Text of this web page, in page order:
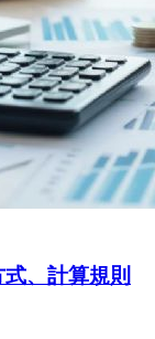
、計算規則